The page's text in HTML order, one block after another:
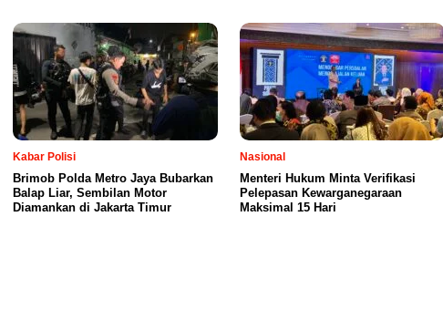
Kabar Polisi
Brimob Polda Metro Jaya Bubarkan
Balap Liar, Sembilan Motor
Diamankan di Jakarta Timur
Nasional
Menteri Hukum Minta Verifikasi
Pelepasan Kewarganegaraan
Maksimal 15 Hari